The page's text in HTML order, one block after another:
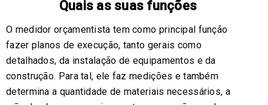
Quais as suas funções
O medidor orçamentista tem como principal função
fazer planos de execução, tanto gerais como
detalhados, da instalação de equipamentos e da
construção. Para tal, ele faz medições e também
determina a quantidade de materiais necessários, a